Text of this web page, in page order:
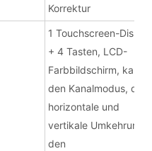
Korrektur
1 Touchscreen-
+ 4 Tasten, LCD-
Farbbildschirm, kann
den Kanalmodus, die
horizontale und
vertikale Umkehrung,
den